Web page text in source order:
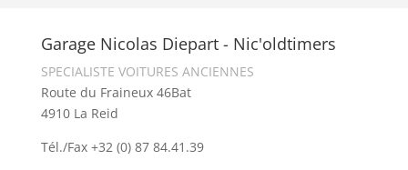
Garage Nicolas Diepart - Nic'oldtimers
SPECIALISTE VOITURES ANCIENNES
Route du Fraineux 46Bat
4910 La Reid
Tél./Fax +32 (0) 87 84.41.39